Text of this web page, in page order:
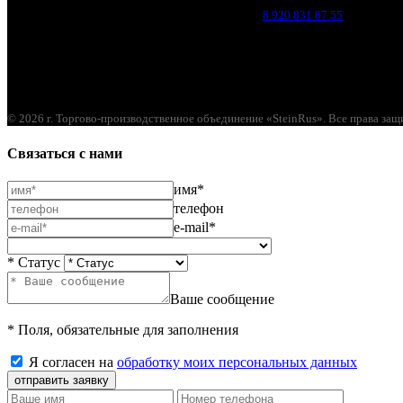
8 920 831 87 55
© 2026 г. Торгово-производственное объединение «SteinRus». Все права
Связаться с нами
имя*
телефон
e-mail*
* Статус
Ваше сообщение
* Поля, обязательные для заполнения
Я согласен на обработку моих персональных данных
отправить заявку